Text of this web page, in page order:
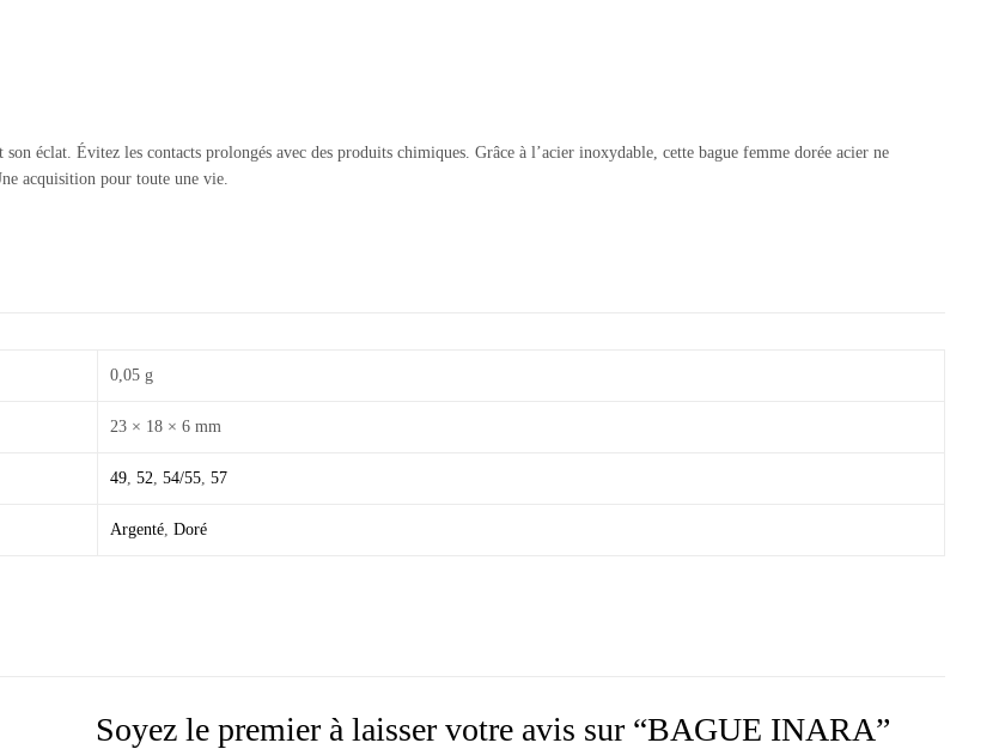
éclat. Évitez les contacts prolongés avec des produits chimiques. Grâce à l’acier inoxydable, cette bague femme dorée acier ne
acquisition pour toute une vie.
0,05 g
23 × 18 × 6 mm
49 52 54/55 57
Argenté Doré
Soyez le premier à laisser votre avis sur “BAGUE INARA”